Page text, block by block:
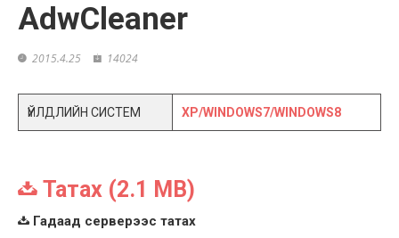
AdwCleaner
2015.4.25 14024
ҮЙЛДЛИЙН СИСТЕМ XP/WINDOWS7/WINDOWS8
Татах (2.1 MB)
Гадаад серверээс татах